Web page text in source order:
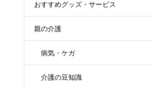
おすすめグッズ・サービス
親の介護
病気・ケガ
介護の豆知識